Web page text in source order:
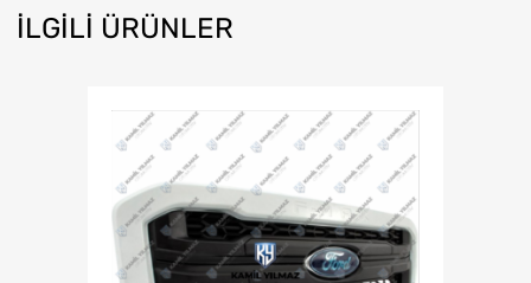
İLGILI ÜRÜNLER